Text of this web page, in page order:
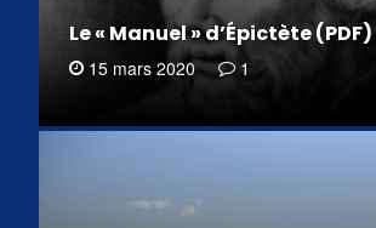
Le « Manuel » d’Épictète (PDF)
15 mars 2020 1